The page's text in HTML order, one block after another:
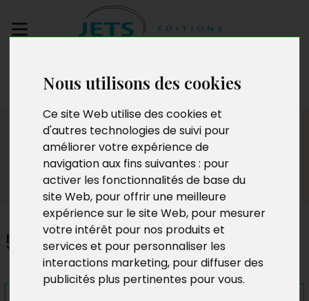
Nous utilisons des cookies
Ce site Web utilise des cookies et
d'autres technologies de suivi pour
améliorer votre expérience de
navigation aux fins suivantes : pour
activer les fonctionnalités de base du
site Web, pour offrir une meilleure
expérience sur le site Web, pour mesurer
votre intérêt pour nos produits et
services et pour personnaliser les
interactions marketing, pour diffuser des
publicités plus pertinentes pour vous.
manuscrit
Presse
500 bougies